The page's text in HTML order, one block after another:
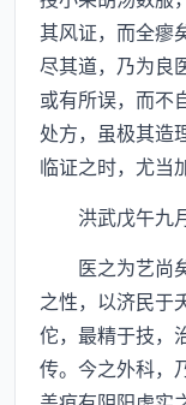
其风证，而全瘳
尽其道，乃为良
或有所误，而不
处方，虽极其造
临证之时，尤当
洪武戊午九月
医之为艺尚矣
之性，以济民于
佗，最精于技，
传。今之外科，